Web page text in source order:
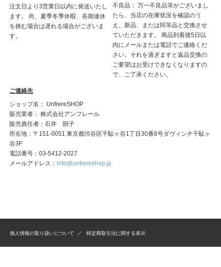
注文日より3営業日以内に発送いたし
ます。 尚、夏季冬季休暇、長期連休
を挟む場合は遅れる場合がございま
す。
不良品： 万一不良品等がございまし
たら、当店の在庫状況を確認のう
え、新品、または同等品と交換させ
ていただきます。 商品到着後5日以
内にメールまたは電話でご連絡くだ
さい。それを過ぎますと返品交換の
ご要望はお受けできなくなりますの
で、ご了承ください。
ご連絡先
ショップ名： UnfrereSHOP
販売業者： 株式会社アンフレール
販売責任者：石井 朗子
所在地：〒151-0051 東京都渋谷区千駄ヶ谷1丁目30番8号ダヴィンチ千駄ヶ
谷3F
電話番号：03-5412-2027
メールアドレス： info@unfrereshop.jp
個人情報の取り扱いについて 特定商取引法に関する表示